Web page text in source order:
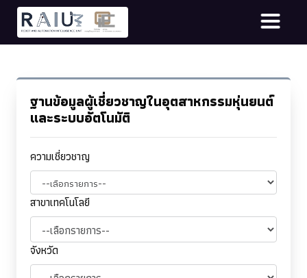
ฐานข้อมูลผู้เชี่ยวชาญในอุตสาหกรรมหุ่นยนต์
และระบบอัตโนมัติ
ความเชี่ยวชาญ
สาขาเทคโนโลยี
จังหวัด